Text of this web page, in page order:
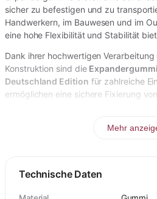
sicher zu befestigen und zu
Handwerkern, im Bauwesen und im
eine hohe Flexibilität und Stabilität
Dank ihrer hochwertigen
Konstruktion sind die
Deutschland Edition für zahlreiche
ermöglichen eine sichere Fixierung
Mehr
Technische Daten